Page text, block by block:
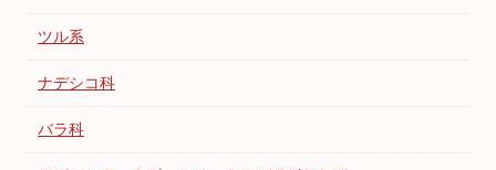
ツル系
ナデシコ科
バラ科